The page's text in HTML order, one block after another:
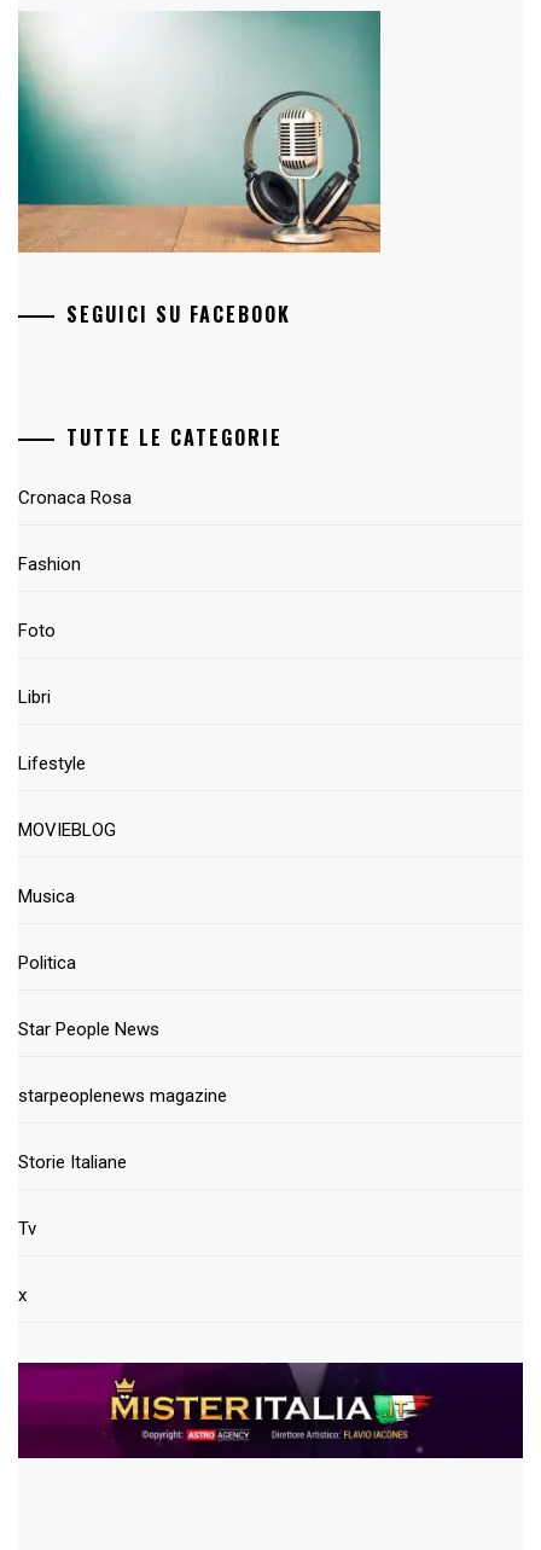
SEGUICI SU FACEBOOK
TUTTE LE CATEGORIE
Cronaca Rosa
Fashion
Foto
Libri
Lifestyle
MOVIEBLOG
Musica
Politica
Star People News
starpeoplenews magazine
Storie Italiane
Tv
x